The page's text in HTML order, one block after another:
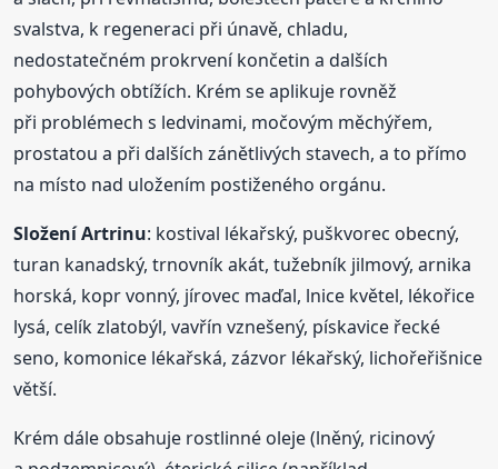
svalstva, k regeneraci při únavě, chladu,
nedostatečném prokrvení končetin a dalších
pohybových obtížích. Krém se aplikuje rovněž
při problémech s ledvinami, močovým měchýřem,
prostatou a při dalších zánětlivých stavech, a to přímo
na místo nad uložením postiženého orgánu.
Složení Artrinu: kostival lékařský, puškvorec obecný,
turan kanadský, trnovník akát, tužebník jilmový, arnika
horská, kopr vonný, jírovec maďal, lnice květel, lékořice
lysá, celík zlatobýl, vavřín vznešený, pískavice řecké
seno, komonice lékařská, zázvor lékařský, lichořeřišnice
větší.
Krém dále obsahuje rostlinné oleje (lněný, ricinový